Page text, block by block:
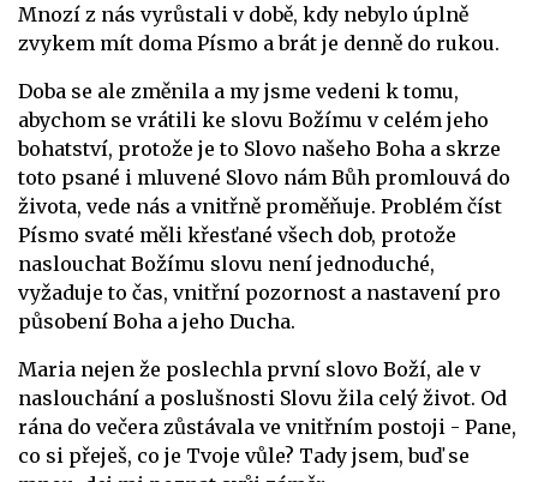
Mnozí z nás vyrůstali v době, kdy nebylo úplně
zvykem mít doma Písmo a brát je denně do rukou.
Doba se ale změnila a my jsme vedeni k tomu,
abychom se vrátili ke slovu Božímu v celém jeho
bohatství, protože je to Slovo našeho Boha a skrze
toto psané i mluvené Slovo nám Bůh promlouvá do
života, vede nás a vnitřně proměňuje. Problém číst
Písmo svaté měli křesťané všech dob, protože
naslouchat Božímu slovu není jednoduché,
vyžaduje to čas, vnitřní pozornost a nastavení pro
působení Boha a jeho Ducha.
Maria nejen že poslechla první slovo Boží, ale v
naslouchání a poslušnosti Slovu žila celý život. Od
rána do večera zůstávala ve vnitřním postoji - Pane,
co si přeješ, co je Tvoje vůle? Tady jsem, buď se